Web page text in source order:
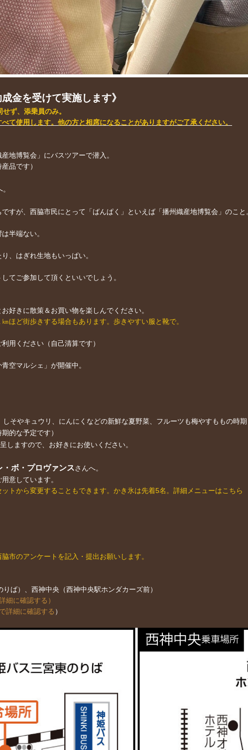
金を受けて実施します》
ず、添乗員のみ。
て使用します。他の方と相席になることがありますがご了承ください。
地博覧会」にバスツアーで潜入。
品です）
すが、西脇市民にとって「ばんぱく」といえば「播州織産地博覧会」のこと
半端ない。
、はぎれ生地もいっぱい。
てご参加して頂くといいでしょう。
好きに散策＆お買い物を楽しんでください。
ほど街歩きする場合もあります。歩きやすい服と靴で。
用ください（自己清算です）
空マルシェ」が開催中。
しそやキュウリ、にんにくなどの新鮮な夏野菜、フルーツも梅やすももの時
的な予定です）
しますので、お好きにお使いください。
・ボ・プロヴァンスさんへ。
意しています。
トから変更することもできます。かき氷は先着5名。詳細メニューはこちら
市のアンケートを記入・提出お願いします。
ば）、西神中央（西神中央駅ホンダカーズ前）
細に確認する）
詳細に確認する ）